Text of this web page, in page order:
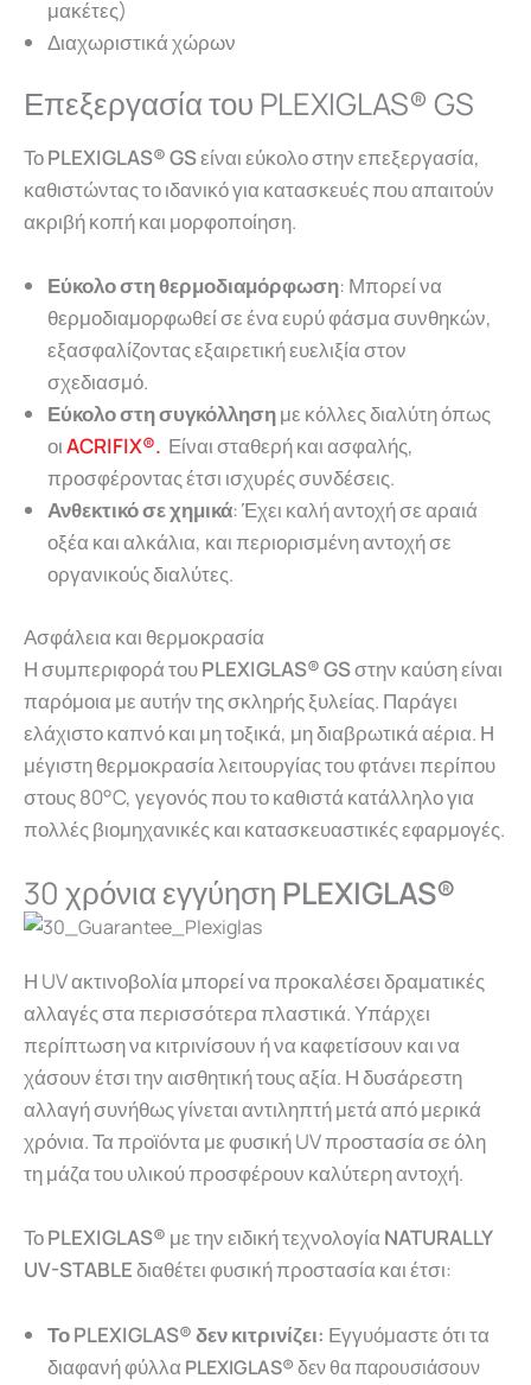
μακέτες)
Διαχωριστικά χώρων
Επεξεργασία του PLEXIGLAS® GS
ΤοPLEXIGLAS® GSείναι εύκολο στην επεξεργασία,
καθιστώντας το ιδανικό για κατασκευές που απαιτούν
ακριβή κοπή και μορφοποίηση.
Εύκολο στη θερμοδιαμόρφωση: Μπορεί να
θερμοδιαμορφωθεί σε ένα ευρύ φάσμα συνθηκών,
εξασφαλίζοντας εξαιρετική ευελιξία στον
σχεδιασμό.
Εύκολο στη συγκόλλησημε κόλλες διαλύτη όπως
οιACRIFIX®. Είναι σταθερή και ασφαλής,
προσφέροντας έτσι ισχυρές συνδέσεις.
Ανθεκτικό σε χημικά: Έχει καλή αντοχή σε αραιά
οξέα και αλκάλια, και περιορισμένη αντοχή σε
οργανικούς διαλύτες.
Ασφάλεια και θερμοκρασία
Η συμπεριφορά τουPLEXIGLAS® GSστην καύση είναι
παρόμοια με αυτήν της σκληρής ξυλείας. Παράγει
ελάχιστο καπνό και μη τοξικά, μη διαβρωτικά αέρια. Η
μέγιστη θερμοκρασία λειτουργίας του φτάνει περίπου
στους 80°C, γεγονός που το καθιστά κατάλληλο για
πολλές βιομηχανικές και κατασκευαστικές εφαρμογές.
30 χρόνια εγγύηση PLEXIGLAS®
Η UV ακτινοβολία μπορεί να προκαλέσει δραματικές
αλλαγές στα περισσότερα πλαστικά. Υπάρχει
περίπτωση να κιτρινίσουν ή να καφετίσουν και να
χάσουν έτσι την αισθητική τους αξία. Η δυσάρεστη
αλλαγή συνήθως γίνεται αντιληπτή μετά από μερικά
χρόνια. Τα προϊόντα με φυσική UV προστασία σε όλη
τη μάζα του υλικού προσφέρουν καλύτερη αντοχή.
ΤοPLEXIGLAS® με την ειδική τεχνολογία NATURALLY
UV-STABLEδιαθέτει φυσική προστασία και έτσι:
Το PLEXIGLAS® δεν κιτρινίζει: Εγγυόμαστε ότι τα
διαφανή φύλλα PLEXIGLAS®δεν θα παρουσιάσουν